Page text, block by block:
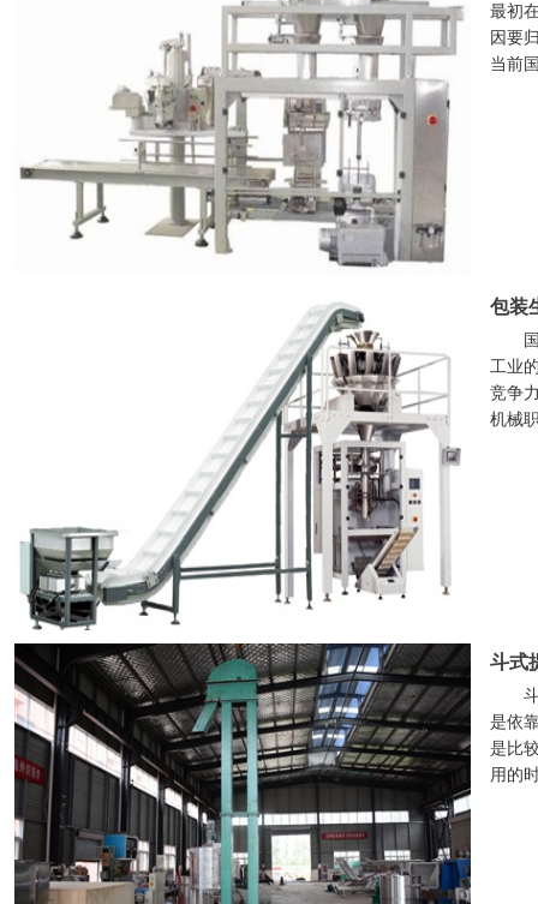
最初
因要
当前
包装
工业
竞争
机械
斗式
是依
是比
用的